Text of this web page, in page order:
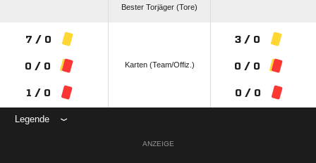
Bester Torjäger (Tore)
7 / 0
0 / 0
1 / 0
Karten (Team/Offiz.)
3 / 0
0 / 0
0 / 0
Legende
ANZEIGE